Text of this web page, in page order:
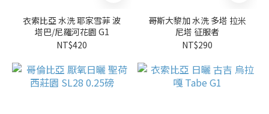
衣索比亞 水洗 耶家雪菲 波
塔巴/尼羅河花園 G1
NT$420
哥斯大黎加 水洗 多塔 拉米
尼塔 征服者
NT$290